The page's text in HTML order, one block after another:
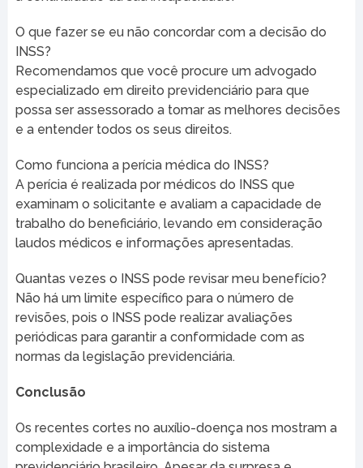
O que fazer se eu não concordar com a decisão do
INSS?
Recomendamos que você procure um advogado
especializado em direito previdenciário para que
possa ser assessorado a tomar as melhores decisões
e a entender todos os seus direitos.
Como funciona a perícia médica do INSS?
A perícia é realizada por médicos do INSS que
examinam o solicitante e avaliam a capacidade de
trabalho do beneficiário, levando em consideração
laudos médicos e informações apresentadas.
Quantas vezes o INSS pode revisar meu benefício?
Não há um limite específico para o número de
revisões, pois o INSS pode realizar avaliações
periódicas para garantir a conformidade com as
normas da legislação previdenciária.
Conclusão
Os recentes cortes no auxílio-doença nos mostram a
complexidade e a importância do sistema